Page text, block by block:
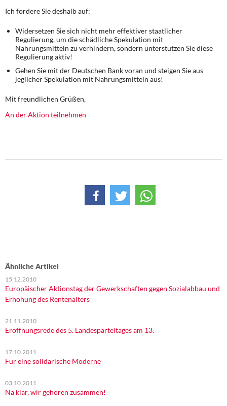
Ich fordere Sie deshalb auf:
Widersetzen Sie sich nicht mehr effektiver staatlicher
Regulierung, um die schädliche Spekulation mit
Nahrungsmitteln zu verhindern, sondern unterstützen Sie diese
Regulierung aktiv!
Gehen Sie mit der Deutschen Bank voran und steigen Sie aus
jeglicher Spekulation mit Nahrungsmitteln aus!
Mit freundlichen Grüßen,
An der Aktion teilnehmen
Ähnliche Artikel
15.12.2010
Europäischer Aktionstag der Gewerkschaften gegen Sozialabbau und
Erhöhung des Rentenalters
21.11.2010
Eröffnungsrede des 5. Landesparteitages am 13.
17.10.2011
Für eine solidarische Moderne
03.10.2011
Na klar, wir gehören zusammen!